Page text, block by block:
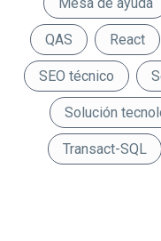
QAS React
SEO técnico
Solución
Transact-SQL